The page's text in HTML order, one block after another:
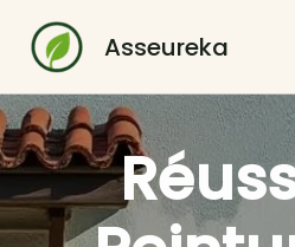
contenu
Asseureka